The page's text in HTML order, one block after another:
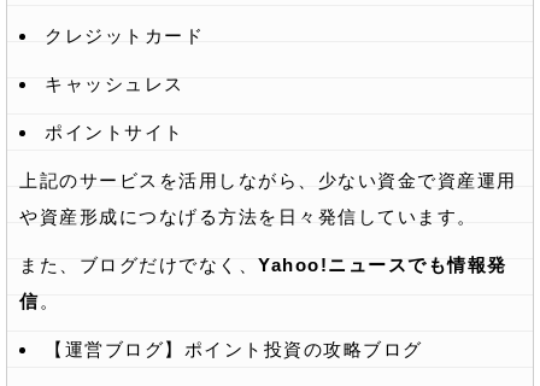
クレジットカード
キャッシュレス
ポイントサイト
上記のサービスを活用しながら、少ない資金で資産運用
や資産形成につなげる方法を日々発信しています。
また、ブログだけでなく、 Yahoo!ニュースでも情報発
信。
【運営ブログ】ポイント投資の攻略ブログ